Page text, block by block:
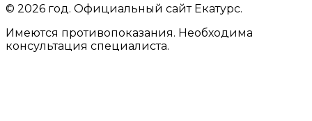
© 2026 год. Официальный сайт Екатурс.
Имеются противопоказания. Необходима
консультация специалиста.